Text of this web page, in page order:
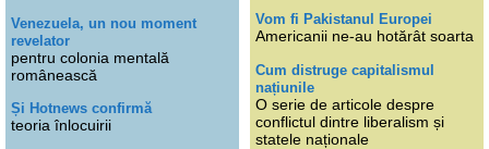
Venezuela, un nou moment
revelator
pentru colonia mentală
românească
Și Hotnews confirmă
teoria înlocuirii
Vom fi Pakistanul Europei
Americanii ne-au hotărât soarta
Cum distruge capitalismul
națiunile
O serie de articole despre
conflictul dintre liberalism și
statele naționale